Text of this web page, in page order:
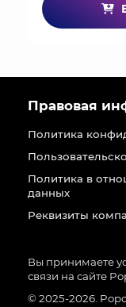
Правовая
Политика
Политика в
данных
Реквизиты
Вы принимаете
связи на сайте
© 2025-2026.